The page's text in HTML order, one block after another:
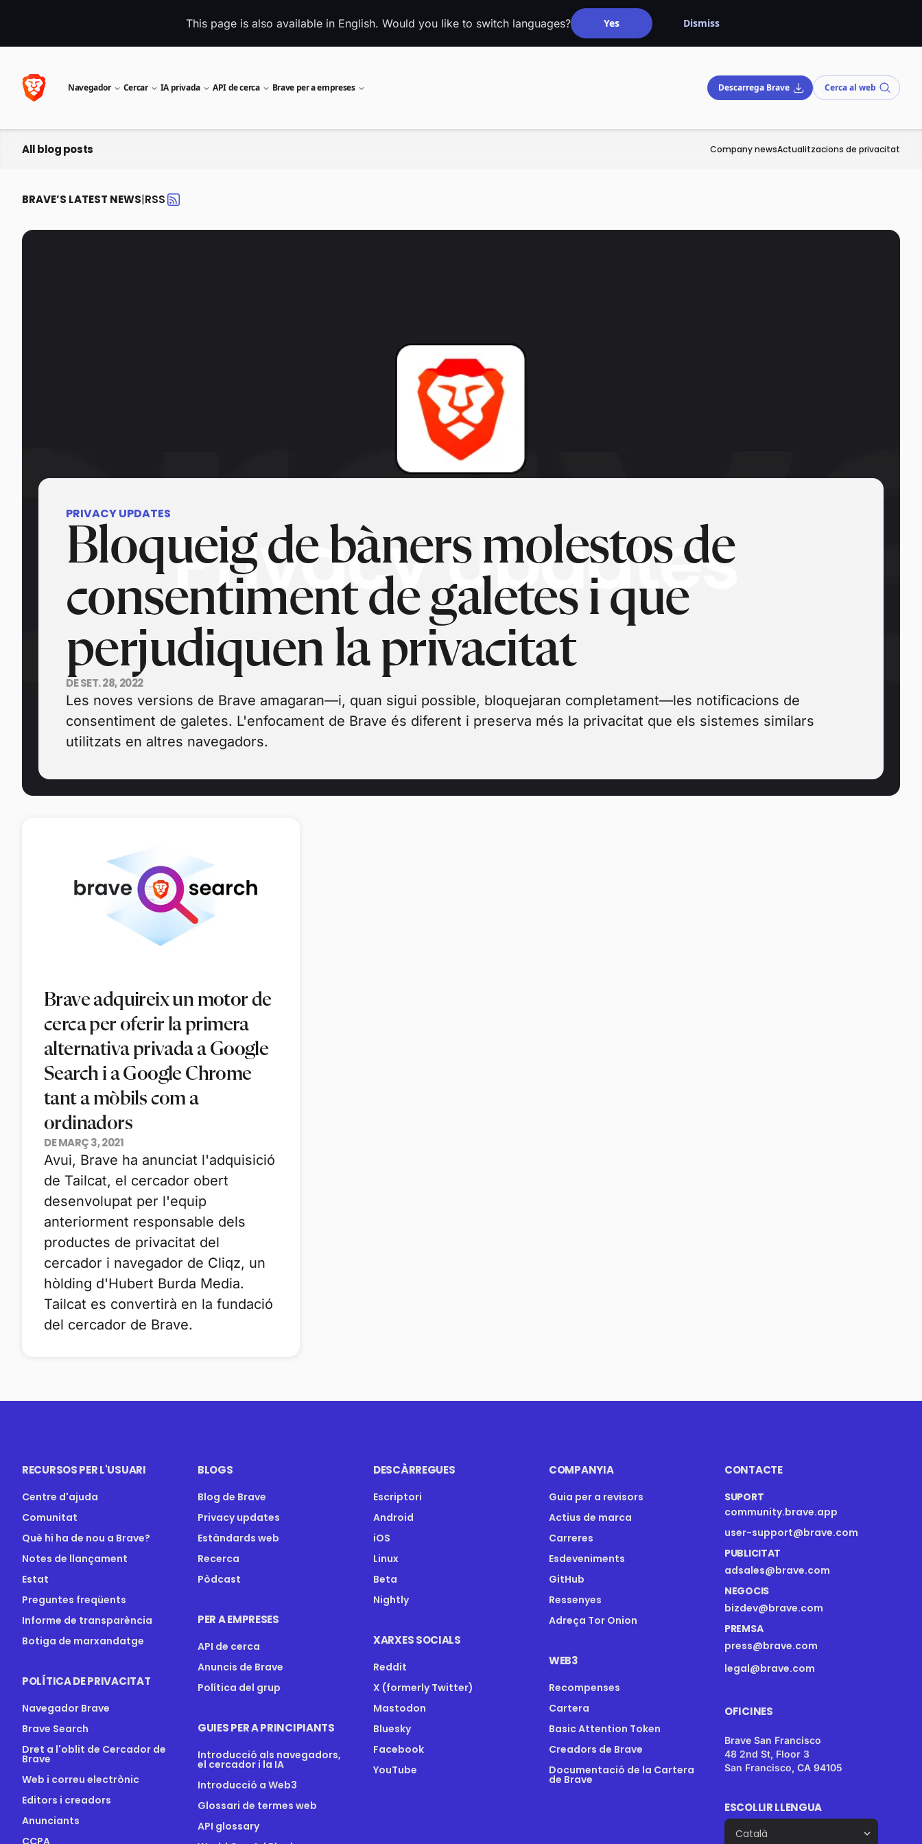
This page is also available in English. Would you like to switch languages? Yes Dismiss
Navegador Cercar IA privada API de cerca Brave per a empreses Descarrega Brave Cerca al web
All blog posts Company newsActualitzacions de privacitat
BRAVE’S LATEST NEWS|RSS
PRIVACY UPDATES
Bloqueig de bàners molestos de
consentiment de galetes i que
perjudiquen la privacitat
DE SET. 28, 2022
Les noves versions de Brave amagaran—i, quan sigui possible, bloquejaran completament—les notificacions de
consentiment de galetes. L'enfocament de Brave és diferent i preserva més la privacitat que els sistemes similars
utilitzats en altres navegadors.
Brave adquireix un motor de
cerca per oferir la primera
alternativa privada a Google
Search i a Google Chrome
tant a mòbils com a
ordinadors
DE MARÇ 3, 2021
Avui, Brave ha anunciat l'adquisició
de Tailcat, el cercador obert
desenvolupat per l'equip
anteriorment responsable dels
productes de privacitat del
cercador i navegador de Cliqz, un
hòlding d'Hubert Burda Media.
Tailcat es convertirà en la fundació
del cercador de Brave.
RECURSOS PER L'USUARI
Centre d'ajuda
Comunitat
Què hi ha de nou a Brave?
Notes de llançament
Estat
Preguntes freqüents
Informe de transparència
Botiga de marxandatge
POLÍTICA DE PRIVACITAT
Navegador Brave
Brave Search
Dret a l'oblit de Cercador de
Brave
Web i correu electrònic
Editors i creadors
Anunciants
CCPA
BLOGS
Blog de Brave
Privacy updates
Estàndards web
Recerca
Pòdcast
PER A EMPRESES
API de cerca
Anuncis de Brave
Política del grup
GUIES PER A PRINCIPIANTS
Introducció als navegadors,
el cercador i la IA
Introducció a Web3
Glossari de termes web
API glossary
DESCÀRREGUES
Escriptori
Android
iOS
Linux
Beta
Nightly
XARXES SOCIALS
Reddit
X (formerly Twitter)
Mastodon
Bluesky
Facebook
YouTube
COMPANYIA
Guia per a revisors
Actius de marca
Carreres
Esdeveniments
GitHub
Ressenyes
Adreça Tor Onion
WEB3
Recompenses
Cartera
Basic Attention Token
Creadors de Brave
Documentació de la Cartera
de Brave
CONTACTE
SUPORT
community.brave.app
user-support@brave.com
PUBLICITAT
adsales@brave.com
NEGOCIS
bizdev@brave.com
PREMSA
press@brave.com
legal@brave.com
OFICINES
Brave San Francisco
48 2nd St, Floor 3
San Francisco, CA 94105
ESCOLLIR LLENGUA